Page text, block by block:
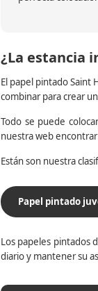
¿La estancia
El papel pintado Saint
combinar para crear
Todo se puede
nuestra web
Están son nuestra
Papel pintado
Los papeles pintados
diario y mantener su